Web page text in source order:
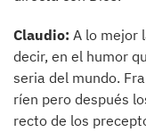
Claudio: A lo mejor
decir, en el humor
seria del mundo.
ríen pero después
recto de los